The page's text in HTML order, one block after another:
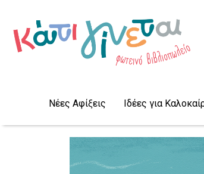
Νέες Αφίξεις Ιδέες για